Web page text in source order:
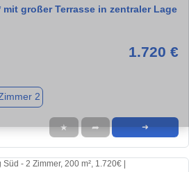
großer Terrasse in zentraler Lage
1.720 €
2
★ ➦ ➜